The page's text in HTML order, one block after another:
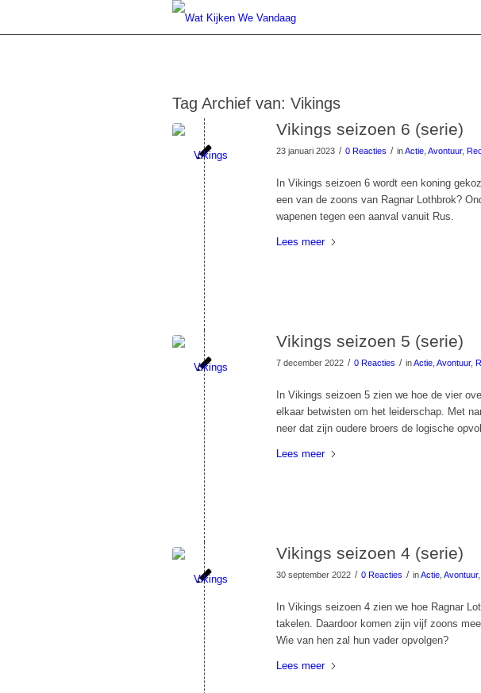
Tag Archief van: Vikings
Vikings seizoen 6 (serie)
23 januari 2023 / 0 Reacties / inActie Avontuur,
In Vikings seizoen 6 wordt een koning
een van de zoons van Ragnar Lothbrok?
wapenen tegen een aanval vanuit Rus.
Lees meer
Vikings seizoen 5 (serie)
7 december 2022 / 0 Reacties / inActie Avontuur,
In Vikings seizoen 5 zien we hoe de vier
elkaar betwisten om het leiderschap. Met
neer dat zijn oudere broers de logische
Lees meer
Vikings seizoen 4 (serie)
30 september 2022 / 0 Reacties / inActie Avontuur,
In Vikings seizoen 4 zien we hoe Ragnar
takelen. Daardoor komen zijn vijf zoons
Wie van hen zal hun vader opvolgen?
Lees meer